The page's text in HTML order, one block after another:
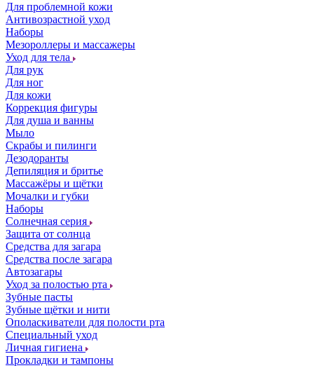
Для проблемной кожи
Антивозрастной уход
Наборы
Мезороллеры и массажеры
Уход для тела
Для рук
Для ног
Для кожи
Коррекция фигуры
Для душа и ванны
Мыло
Скрабы и пилинги
Дезодоранты
Депиляция и бритье
Массажёры и щётки
Мочалки и губки
Наборы
Солнечная серия
Защита от солнца
Средства для загара
Средства после загара
Автозагары
Уход за полостью рта
Зубные пасты
Зубные щётки и нити
Ополаскиватели для полости рта
Специальный уход
Личная гигиена
Прокладки и тампоны